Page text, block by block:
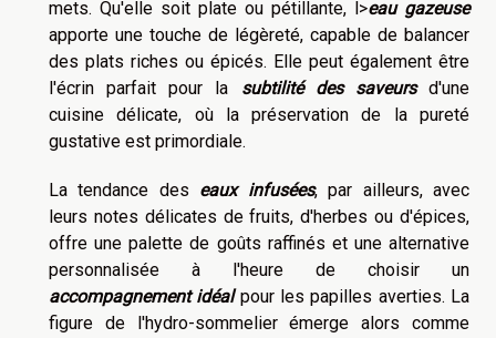
mets. Qu'elle soit plate ou pétillante, l>eau gazeuse
apporte une touche de légèreté, capable de balancer
des plats riches ou épicés. Elle peut également être
l'écrin parfait pour la subtilité des saveursd'une
cuisine délicate, où la préservation de la pureté
gustative est primordiale.
La tendance des eaux infusées, par ailleurs, avec
leurs notes délicates de fruits, d'herbes ou d'épices,
offre une palette de goûts raffinés et une alternative
personnalisée à l'heure de choisir un
accompagnement idéalpour les papilles averties. La
figure de l'hydro-sommelier émerge alors comme